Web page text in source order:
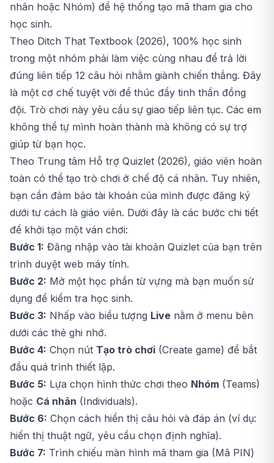
nhân hoặc Nhóm) để hệ thống tạo mã tham gia cho
học sinh.
Theo Ditch That Textbook (2026), 100% học sinh
trong một nhóm phải làm việc cùng nhau để trả lời
đúng liên tiếp 12 câu hỏi nhằm giành chiến thắng. Đây
là một cơ chế tuyệt vời để thúc đẩy tinh thần đồng
đội. Trò chơi này yêu cầu sự giao tiếp liên tục. Các em
không thể tự mình hoàn thành mà không có sự trợ
giúp từ bạn học.
Theo Trung tâm Hỗ trợ Quizlet (2026), giáo viên hoàn
toàn có thể tạo trò chơi ở chế độ cá nhân. Tuy nhiên,
bạn cần đảm bảo tài khoản của mình được đăng ký
dưới tư cách là giáo viên. Dưới đây là các bước chi tiết
để khởi tạo một ván chơi:
Bước 1: Đăng nhập vào tài khoản Quizlet của bạn trên
trình duyệt web máy tính.
Bước 2: Mở một học phần từ vựng mà bạn muốn sử
dụng để kiểm tra học sinh.
Bước 3: Nhấp vào biểu tượng Live nằm ở menu bên
dưới các thẻ ghi nhớ.
Bước 4: Chọn nút Tạo trò chơi (Create game) để bắt
đầu quá trình thiết lập.
Bước 5: Lựa chọn hình thức chơi theo Nhóm (Teams)
hoặc Cá nhân (Individuals).
Bước 6: Chọn cách hiển thị câu hỏi và đáp án (ví dụ:
hiển thị thuật ngữ, yêu cầu chọn định nghĩa).
Bước 7: Trình chiếu màn hình mã tham gia (Mã PIN)